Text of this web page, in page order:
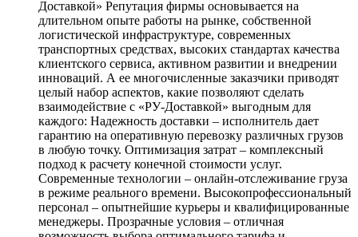
Доставкой» Репутация фирмы основывается на
длительном опыте работы на рынке, собственной
логистической инфраструктуре, современных
транспортных средствах, высоких стандартах качества
клиентского сервиса, активном развитии и внедрении
инноваций. А ее многочисленные заказчики приводят
целый набор аспектов, какие позволяют сделать
взаимодействие с «РУ-Доставкой» выгодным для
каждого: Надежность доставки – исполнитель дает
гарантию на оперативную перевозку различных грузов
в любую точку. Оптимизация затрат – комплексный
подход к расчету конечной стоимости услуг.
Современные технологии – онлайн-отслеживание груза
в режиме реального времени. Высокопрофессиональный
персонал – опытнейшие курьеры и квалифицированные
менеджеры. Прозрачные условия – отличная